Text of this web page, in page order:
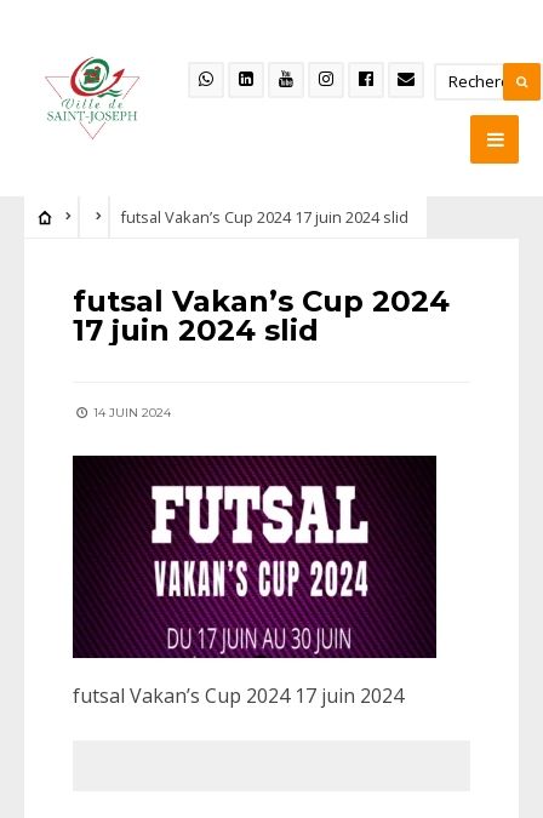
futsal Vakan’s Cup 2024 17 juin 2024 slid
futsal Vakan’s Cup 2024
17 juin 2024 slid
14 JUIN 2024
futsal Vakan’s Cup 2024 17 juin 2024